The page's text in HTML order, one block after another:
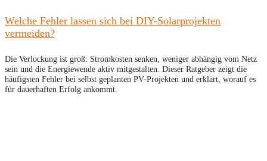
Welche Fehler lassen sich bei DIY-Solarprojekten
vermeiden?
Die Verlockung ist groß: Stromkosten senken, weniger abhängig vom Netz
sein und die Energiewende aktiv mitgestalten. Dieser Ratgeber zeigt die
häufigsten Fehler bei selbst geplanten PV-Projekten und erklärt, worauf es
für dauerhaften Erfolg ankommt.